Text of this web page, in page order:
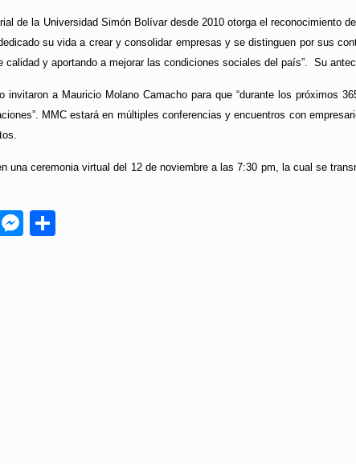
de la Universidad Simón Bolívar desde 2010 otorga el reconocimiento
su vida a crear y consolidar empresas y se distinguen por sus
calidad y aportando a mejorar las condiciones sociales del país”. Su
invitaron a Mauricio Molano Camacho para que “durante los próximos
MMC estará en múltiples conferencias y encuentros con
una ceremonia virtual del 12 de noviembre a las 7:30 pm, la cual se
Telegram
Messenger